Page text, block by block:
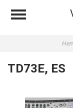
TD73E, ES